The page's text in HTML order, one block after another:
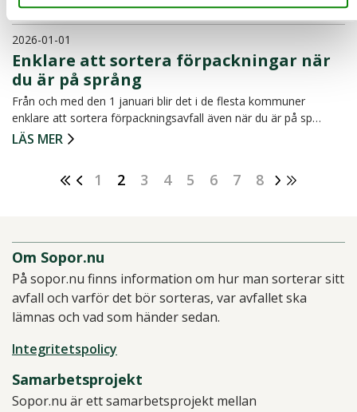
2026-01-01
Enklare att sortera förpackningar när
du är på språng
Från och med den 1 januari blir det i de flesta kommuner
enklare att sortera förpackningsavfall även när du är på sp…
LÄS MER
1 2 3 4 5 6 7 8
Om Sopor.nu
På sopor.nu finns information om hur man sorterar sitt
avfall och varför det bör sorteras, var avfallet ska
lämnas och vad som händer sedan.
Integritetspolicy
Samarbetsprojekt
Sopor.nu är ett samarbetsprojekt mellan